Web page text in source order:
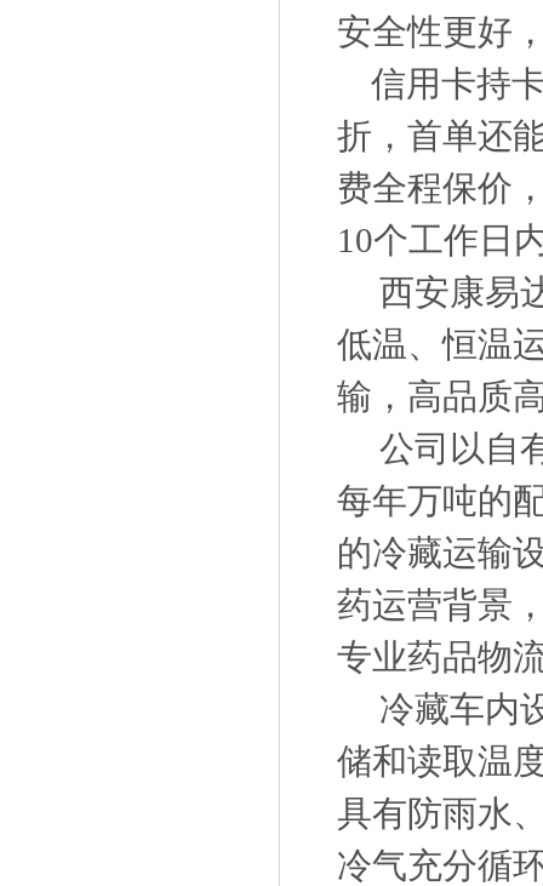
安全性更好
信用卡持
折，首单还
费全程保价
10个工作日
西安康易
低温、恒温
输，高品质
公司以自
每年万吨的
的冷藏运输
药运营背景
专业药品物
冷藏车内
储和读取温
具有防雨水
冷气充分循